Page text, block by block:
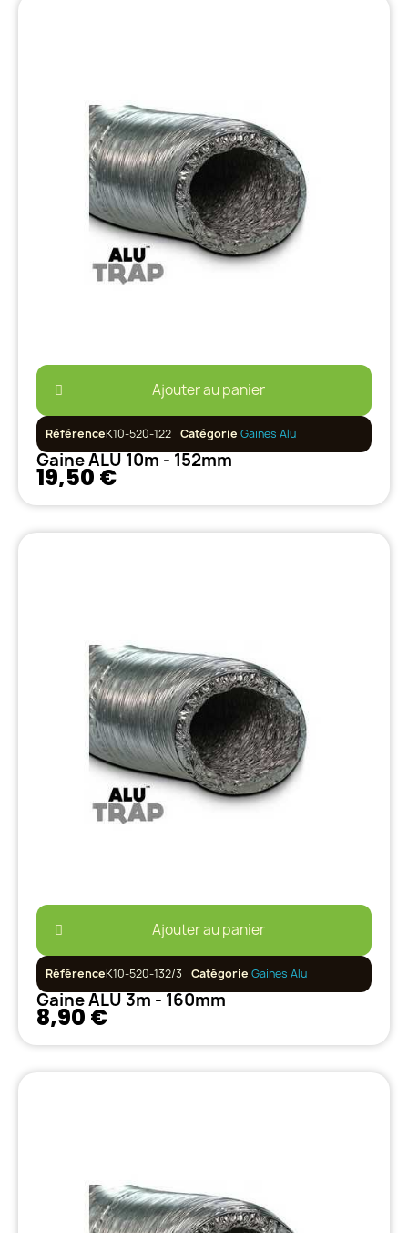
Ajouter au panier
RéférenceK10-520-122 Catégorie Gaines Alu
Gaine ALU 10m - 152mm
19,50 €
Ajouter au panier
RéférenceK10-520-132/3 Catégorie Gaines Alu
Gaine ALU 3m - 160mm
8,90 €